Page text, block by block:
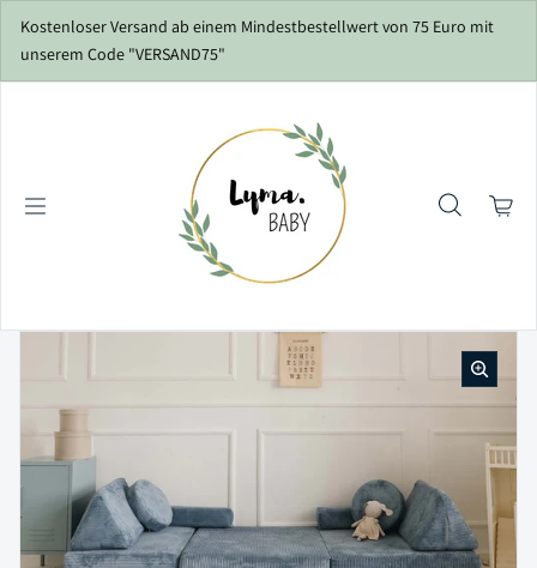
Kostenloser Versand ab einem Mindestbestellwert von 75 Euro mit
unserem Code "VERSAND75"